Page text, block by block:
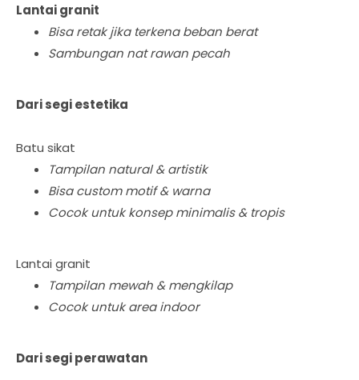
Lantai granit
Bisa retak jika terkena beban berat
Sambungan nat rawan pecah
Dari segi estetika
Batu sikat
Tampilan natural & artistik
Bisa custom motif & warna
Cocok untuk konsep minimalis & tropis
Lantai granit
Tampilan mewah & mengkilap
Cocok untuk area indoor
Dari segi perawatan